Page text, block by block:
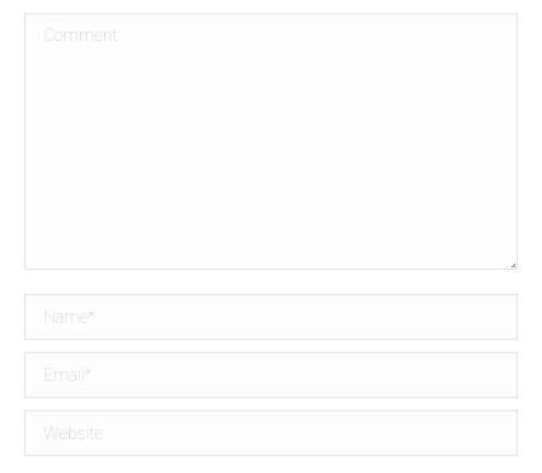
Comment
Name *
Email *
Website